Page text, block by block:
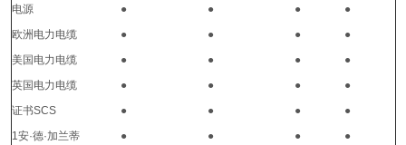
电源
● ● ●
●
欧洲电力电缆
● ● ●
●
美国电力电缆
● ● ●
●
英国电力电缆
● ● ●
●
证书SCS
● ● ●
●
1安·德·加兰蒂
● ● ●
●